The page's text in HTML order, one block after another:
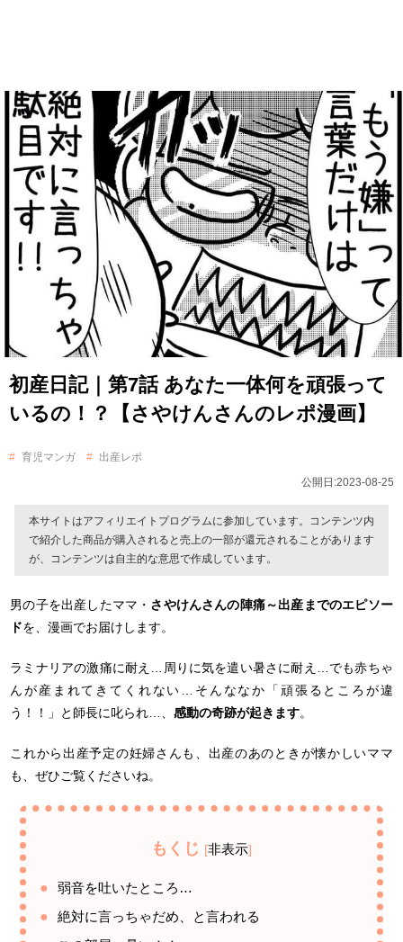
初産日記｜第7話 あなた一体何を頑張って
いるの！？【さやけんさんのレポ漫画】
育児マンガ
出産レポ
公開日:2023-08-25
本サイトはアフィリエイトプログラムに参加しています。コンテンツ内
で紹介した商品が購入されると売上の一部が還元されることがあります
が、コンテンツは自主的な意思で作成しています。
男の子を出産したママ・ さやけんさんの陣痛～出産までのエピソー
ドを、漫画でお届けします。
ラミナリアの激痛に耐え…周りに気を遣い暑さに耐え…でも赤ちゃ
んが産まれてきてくれない…そんななか「頑張るところが違
う！！」と師長に叱られ…、感動の奇跡が起きます。
これから出産予定の妊婦さんも、出産のあのときが懐かしいママ
も、ぜひご覧くださいね。
もくじ [非表示]
弱音を吐いたところ…
絶対に言っちゃだめ、と言われる